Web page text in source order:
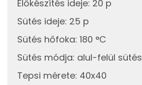
Koleszterin
Ásványi anyagok
Összesen
Cink
Előkészítés ideje: 20 p
Sütés ideje: 25 p
Sütés hőfoka: 180 °C
Sütés módja: alul-felül sütés
Tepsi mérete: 40x40